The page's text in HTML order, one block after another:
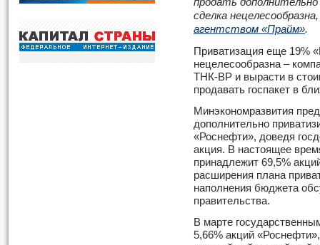
сделка
агентством «Прайм».
Приватизация еще 19%
нецелесообразна –
ТНК-ВР и вырасти в
продавать госпакет в
Минэкономразвития
дополнительно
«Роснефти», доведя
акция. В настоящее
принадлежит 69,5%
расширения плана
наполнения бюджета
правительства.
В марте
5,66% акций